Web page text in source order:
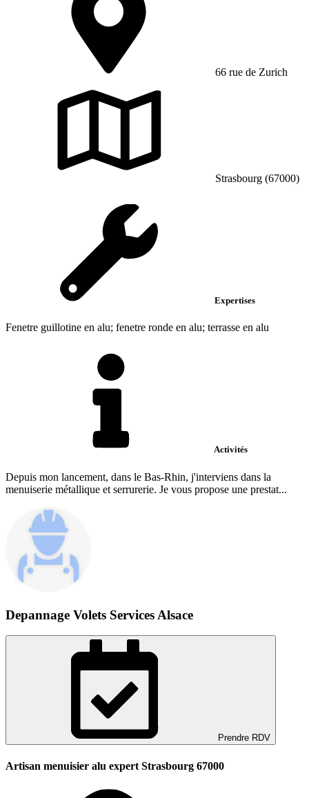
66 rue de Zurich
Strasbourg (67000)
Expertises
Fenetre guillotine en alu; fenetre ronde en alu; terrasse en alu
Activités
Depuis mon lancement, dans le Bas-Rhin, j'interviens dans la
menuiserie métallique et serrurerie. Je vous propose une prestat...
Depannage Volets Services Alsace
Prendre RDV
Artisan menuisier alu expert Strasbourg 67000